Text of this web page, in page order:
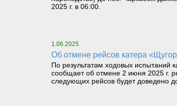
2025 г. в 06:00.
1.06.2025
Об отмене рейсов катера
По результатам ходовых испытаний
сообщает об отмене 2 июня 2025 г.
следующих рейсов будет доведено